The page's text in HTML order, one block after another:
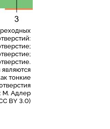
тонкие
М. Адлер
BY 3.0)